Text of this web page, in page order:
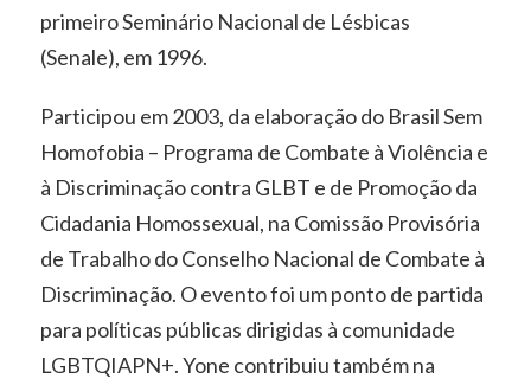
primeiro Seminário Nacional de Lésbicas
(Senale), em 1996.
Participou em 2003, da elaboração do Brasil Sem
Homofobia – Programa de Combate à Violência e
à Discriminação contra GLBT e de Promoção da
Cidadania Homossexual, na Comissão Provisória
de Trabalho do Conselho Nacional de Combate à
Discriminação. O evento foi um ponto de partida
para políticas públicas dirigidas à comunidade
LGBTQIAPN+. Yone contribuiu também na